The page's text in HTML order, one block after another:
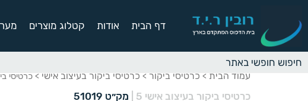
דף הבית אודות קטלוג מוצרים
עמוד הבית > כרטיסי ביקור > כרטיסי ביקור בעיצוב אישי > כרטיסי
כרטיסי ביקור בעיצוב אישי 5 מק״ט 51019